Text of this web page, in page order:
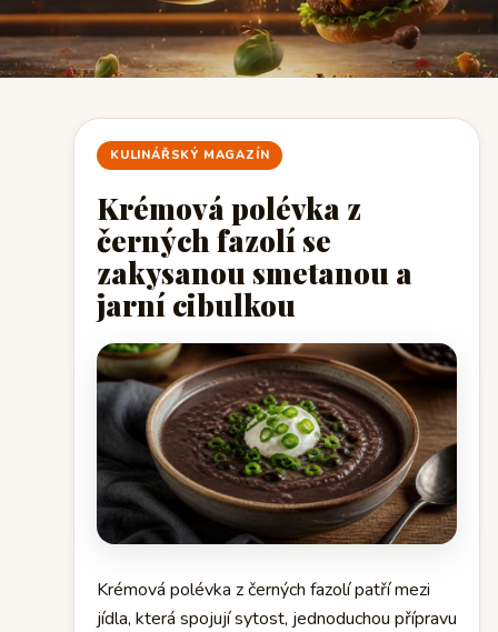
KULINÁŘSKÝ MAGAZÍN
Krémová polévka z
černých fazolí se
zakysanou smetanou a
jarní cibulkou
Krémová polévka z černých fazolí patří mezi
jídla, která spojují sytost, jednoduchou přípravu